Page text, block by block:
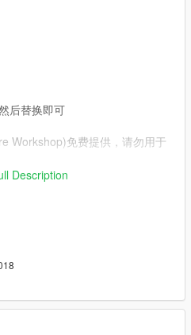
后替换即可
Workshop)免费提供，请勿用于
：246710817
Description